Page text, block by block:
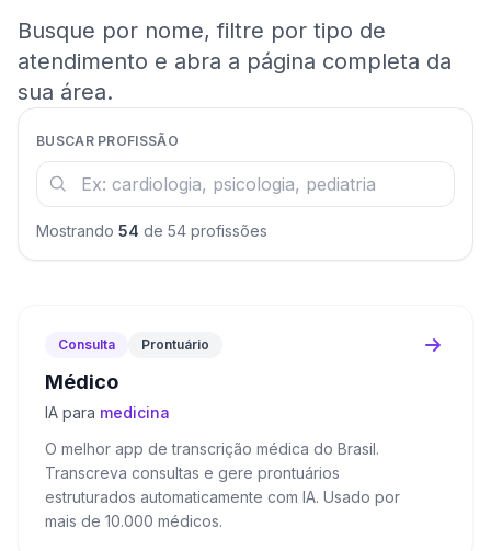
Busque por nome, filtre por tipo de
atendimento e abra a página completa da
sua área.
BUSCAR PROFISSÃO
Mostrando 54 de 54 profissões
Consulta Prontuário
Médico
IA para medicina
O melhor app de transcrição médica do Brasil.
Transcreva consultas e gere prontuários
estruturados automaticamente com IA. Usado por
mais de 10.000 médicos.